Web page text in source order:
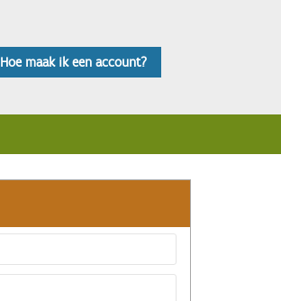
Hoe maak ik een account?